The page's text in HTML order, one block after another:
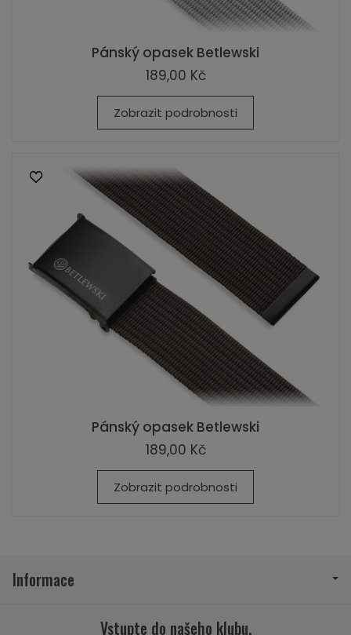
Pánský opasek Betlewski
189,00 Kč
Zobrazit podrobnosti
Pánský opasek Betlewski
189,00 Kč
Zobrazit podrobnosti
Informace
Vstupte do našeho klubu.